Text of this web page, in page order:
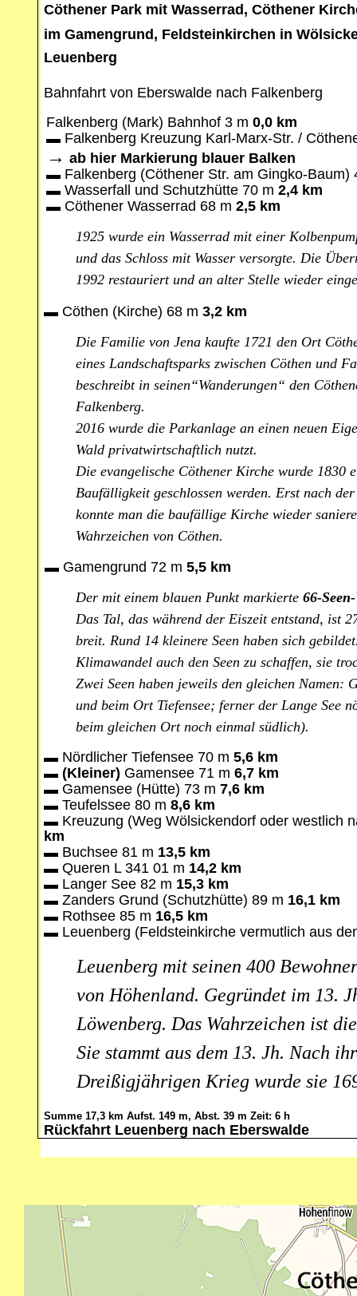
Cöthener Park mit Wasserrad, Cöthener
im Gamengrund, Feldsteinkirchen in
Leuenberg
Bahnfahrt von Eberswalde nach Falkenberg
Falkenberg (Mark) Bahnhof 3 m 0,0 km
▬Falkenberg Kreuzung Karl-Marx-Str. /
→ ab hier Markierung blauer Balken
▬Falkenberg (Cöthener Str. am Gingko-Baum)
▬Wasserfall und Schutzhütte 70 m 2,4 km
▬Cöthener Wasserrad 68 m 2,5 km
1925 wurde ein Wasserrad mit einer
und das Schloss mit Wasser versorgte. Die
1992 restauriert und an alter Stelle wieder
▬ Cöthen (Kirche) 68 m 3,2 km
Die Familie von Jena kaufte 1721 den Ort
eines Landschaftsparks zwischen Cöthen und
beschreibt in seinen“Wanderungen“ den
Falkenberg.
2016 wurde die Parkanlage an einen neuen
Wald privatwirtschaftlich nutzt.
Die evangelische Cöthener Kirche wurde 1830
Baufälligkeit geschlossen werden. Erst nach
konnte man die baufällige Kirche wieder
Wahrzeichen von Cöthen.
▬ Gamengrund 72 m5,5 km
Der mit einem blauen Punkt markierte 66-
Das Tal, das während der Eiszeit entstand, ist
breit. Rund 14 kleinere Seen haben sich
Klimawandel auch den Seen zu schaffen, sie
Zwei Seen haben jeweils den gleichen Namen:
und beim Ort Tiefensee; ferner der Lange See
beim gleichen Ort noch einmal südlich).
▬ Nördlicher Tiefensee 70 m 5,6 km
▬ (Kleiner) Gamensee 71 m 6,7 km
▬ Gamensee (Hütte) 73 m 7,6 km
▬Teufelssee 80 m 8,6 km
▬Kreuzung (Weg Wölsickendorf oder westlich
km
▬Buchsee 81 m 13,5 km
▬Queren L 341 01 m 14,2 km
▬Langer See 82 m 15,3 km
▬Zanders Grund (Schutzhütte) 89 m 16,1 km
▬Rothsee 85 m 16,5 km
▬Leuenberg (Feldsteinkirche vermutlich aus
Leuenberg mit seinen 400
von Höhenland. Gegründet im 13.
Löwenberg. Das Wahrzeichen ist
Sie stammt aus dem 13. Jh. Nach
Dreißigjährigen Krieg wurde sie
Summe 17,3 km Aufst. 149 m, Abst. 39 m Zeit: 6 h
Rückfahrt Leuenberg nach Eberswalde